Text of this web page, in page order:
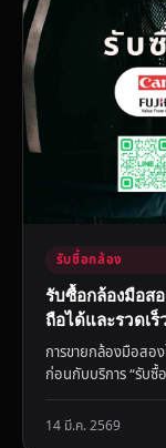
รับซื้อกล้อง
รับซื้อกล้องมือส
ถือได้และรวดเร็
การขายกล้องมือสอ
ก่อนกับบริการ “รับ
14 มี.ค. 2569